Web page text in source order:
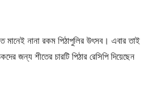
নানা রকম পিঠাপুলির উৎসব। এবার তাই
জন্য শীতের চারটি পিঠার রেসিপি দিয়েছেন